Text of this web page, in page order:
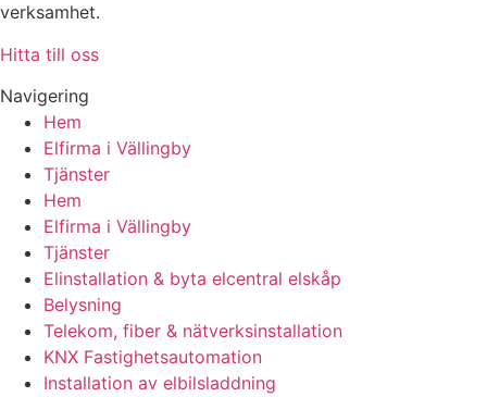
verksamhet.
Hitta till oss
Navigering
Hem
Elfirma i Vällingby
Tjänster
Hem
Elfirma i Vällingby
Tjänster
Elinstallation & byta elcentral elskåp
Belysning
Telekom, fiber & nätverksinstallation
KNX Fastighetsautomation
Installation av elbilsladdning